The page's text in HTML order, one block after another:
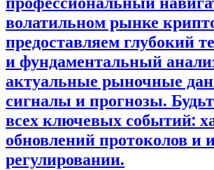
волатильном рынке
предоставляем глубокий
и фундаментальный
актуальные рыночные
сигналы и прогнозы.
всех ключевых событий:
обновлений протоколов и
регулировании.